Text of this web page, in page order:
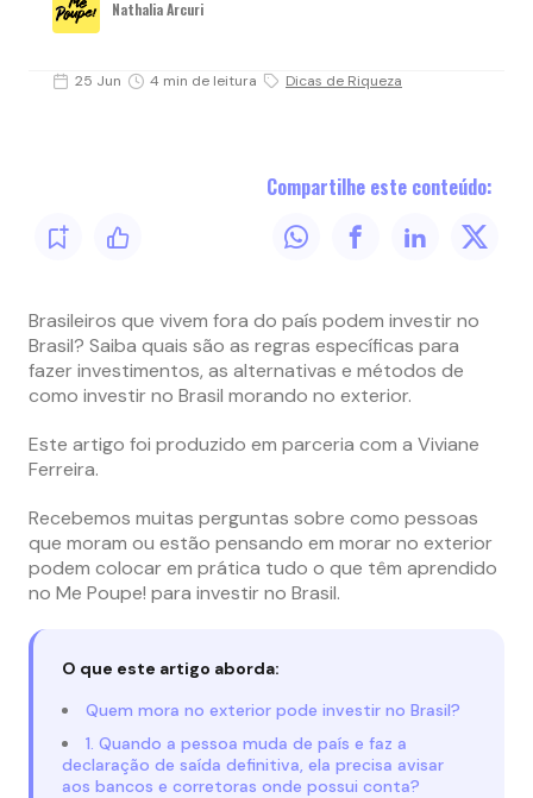
Nathalia Arcuri
25 Jun 4 min de leitura Dicas de Riqueza
Compartilhe este conteúdo:
Brasileiros que vivem fora do país podem investir no
Brasil? Saiba quais são as regras específicas para
fazer investimentos, as alternativas e métodos de
como investir no Brasil morando no exterior.
Este artigo foi produzido em parceria com a Viviane
Ferreira.
Recebemos muitas perguntas sobre como pessoas
que moram ou estão pensando em morar no exterior
podem colocar em prática tudo o que têm aprendido
no Me Poupe! para investir no Brasil.
O que este artigo aborda:
Quem mora no exterior pode investir no Brasil?
1. Quando a pessoa muda de país e faz a
declaração de saída definitiva, ela precisa avisar
aos bancos e corretoras onde possui conta?